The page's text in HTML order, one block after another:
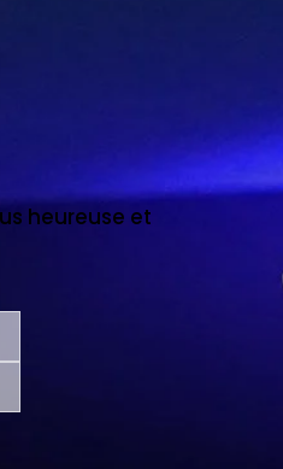
heureuse et